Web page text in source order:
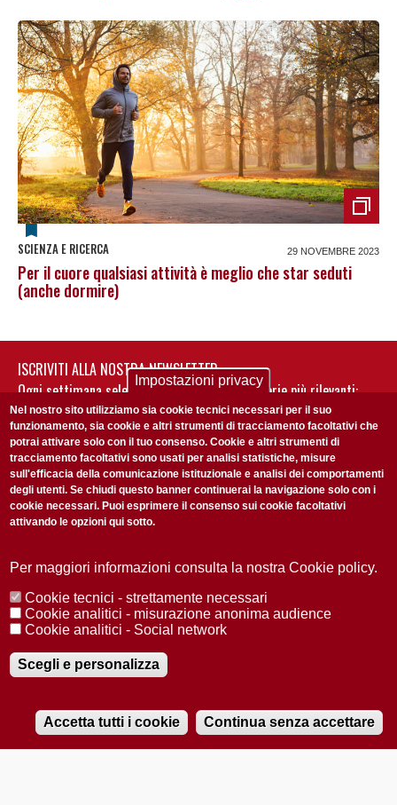
Audio
SCIENZA E RICERCA 29 NOVEMBRE 2023
Per il cuore qualsiasi attività è meglio che star seduti
(anche dormire)
ISCRIVITI ALLA NOSTRA NEWSLETTER
Ogni settimana selezioniamo per te nostre storie più rilevanti:
non perderti gli aggiornamenti della nostra newsletter
Accetto laPrivacy Policy
Redazione Copyright Privacy
Area stampa
© 2025 Università di Padova
Registrazione presso il Tribunale di Padova n. 2097/2012 del 18 giugno
2012
Impostazioni privacy
Nel nostro sito utilizziamo sia cookie tecnici necessari per il suo
funzionamento, sia cookie e altri strumenti di tracciamento facoltativi che
potrai attivare solo con il tuo consenso. Cookie e altri strumenti di
tracciamento facoltativi sono usati per analisi statistiche, misure
sull'efficacia della comunicazione istituzionale e analisi dei comportamenti
degli utenti. Se chiudi questo banner continuerai la navigazione solo con i
cookie necessari. Puoi esprimere il consenso sui cookie facoltativi
attivando le opzioni qui sotto.
Per maggiori informazioni consulta la nostra Cookie policy.
Cookie tecnici - strettamente necessari
Cookie analitici - misurazione anonima audience
Cookie analitici - Social network
Scegli e personalizza
Accetta tutti i cookie Continua senza accettare